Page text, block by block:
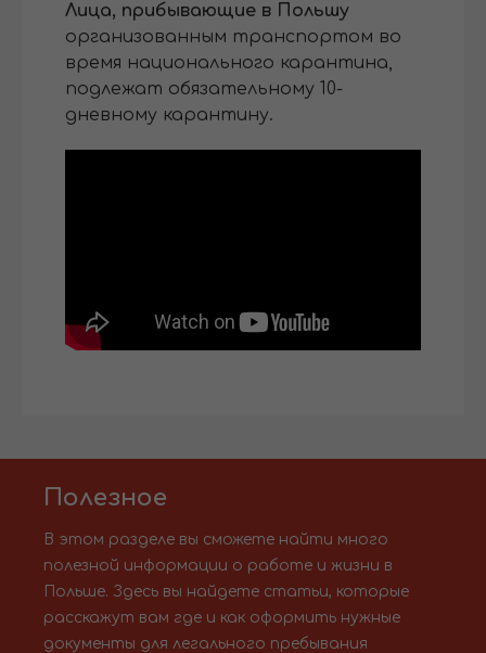
Лица, прибывающие в Польшу
организованным транспортом во
время национального карантина,
подлежат обязательному 10-
дневному карантину.
Полезное
В этом разделе вы сможете найти много
полезной информации о работе и жизни в
Польше. Здесь вы найдете статьи, которые
расскажут вам где и как оформить нужные
документы для легального пребывания